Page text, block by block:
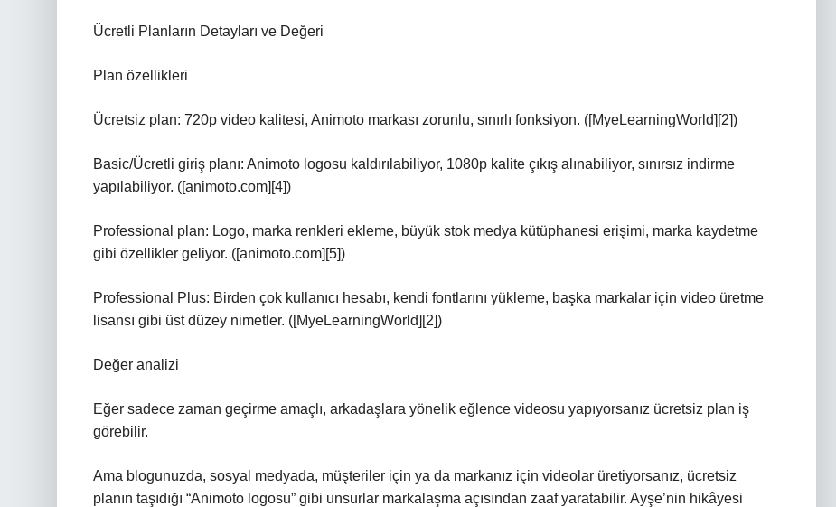
Ücretli Planların Detayları ve Değeri
Plan özellikleri
Ücretsiz plan: 720p video kalitesi, Animoto markası zorunlu, sınırlı fonksiyon. ([MyeLearningWorld][2])
Basic/Ücretli giriş planı: Animoto logosu kaldırılabiliyor, 1080p kalite çıkış alınabiliyor, sınırsız indirme
yapılabiliyor. ([animoto.com][4])
Professional plan: Logo, marka renkleri ekleme, büyük stok medya kütüphanesi erişimi, marka kaydetme
gibi özellikler geliyor. ([animoto.com][5])
Professional Plus: Birden çok kullanıcı hesabı, kendi fontlarını yükleme, başka markalar için video üretme
lisansı gibi üst düzey nimetler. ([MyeLearningWorld][2])
Değer analizi
Eğer sadece zaman geçirme amaçlı, arkadaşlara yönelik eğlence videosu yapıyorsanız ücretsiz plan iş
görebilir.
Ama blogunuzda, sosyal medyada, müşteriler için ya da markanız için videolar üretiyorsanız, ücretsiz
planın taşıdığı “Animoto logosu” gibi unsurlar markalaşma açısından zaaf yaratabilir. Ayşe’nin hikâyesi